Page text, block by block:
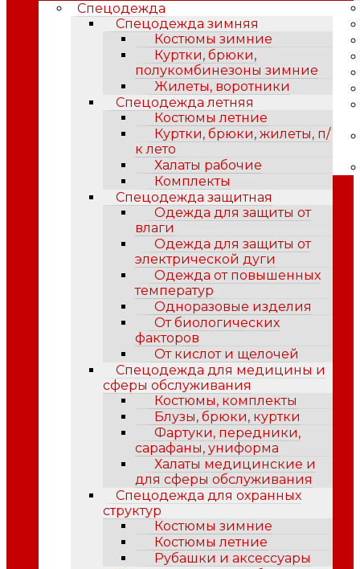
Спецодежда
Спецодежда зимняя
Костюмы зимние
Куртки, брюки,
полукомбинезоны зимние
Жилеты, воротники
Спецодежда летняя
Костюмы летние
Куртки, брюки, жилеты, п/
к лето
Халаты рабочие
Комплекты
Спецодежда защитная
Одежда для защиты от
влаги
Одежда для защиты от
электрической дуги
Одежда от повышенных
температур
Одноразовые изделия
От биологических
факторов
От кислот и щелочей
Спецодежда для медицины и
сферы обслуживания
Костюмы, комплекты
Блузы, брюки, куртки
Фартуки, передники,
сарафаны, униформа
Халаты медицинские и
для сферы обслуживания
Спецодежда для охранных
структур
Костюмы зимние
Костюмы летние
Рубашки и аксессуары